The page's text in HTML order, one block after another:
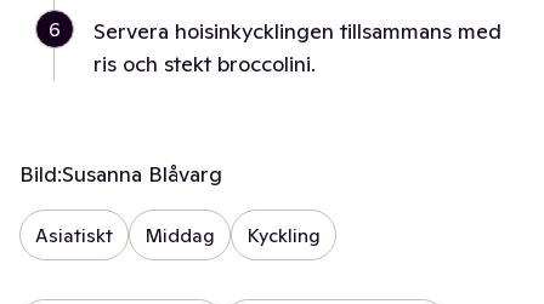
6
Servera hoisinkycklingen tillsammans med
ris och stekt broccolini.
Bild:Susanna Blåvarg
Asiatiskt Middag Kyckling